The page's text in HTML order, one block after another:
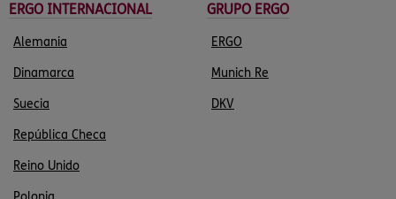
ERGO INTERNACIONAL
GRUPO ERGO
Alemania ERGO
Dinamarca Munich Re
Suecia DKV
República Checa
Reino Unido